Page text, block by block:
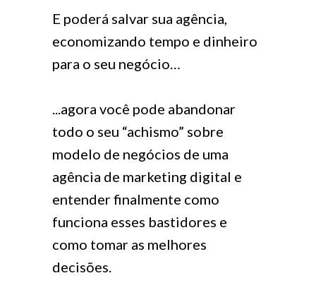
E poderá salvar sua agência,
economizando tempo e dinheiro
para o seu negócio…
...agora você pode abandonar
todo o seu “achismo” sobre
modelo de negócios de uma
agência de marketing digital e
entender finalmente como
funciona esses bastidores e
como tomar as melhores
decisões.